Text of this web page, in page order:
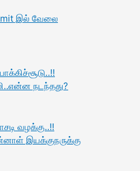
இல் வேலை
நடந்தது?
வழக்கு..!!
இயக்குநருக்கு